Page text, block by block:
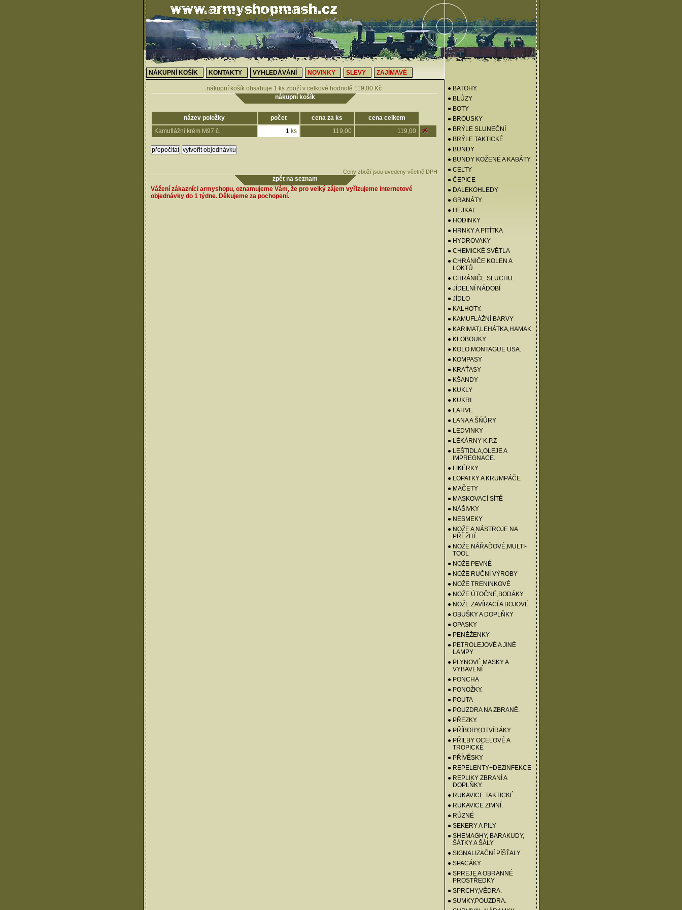
NÁKUPNÍ KOŠÍK KONTAKTY VYHLEDÁVÁNÍ NOVINKY SLEVY ZAJÍMAVÉ
nákupní košík obsahuje 1 ks zboží v celkové hodnotě 119,00 Kč
nákupní košík
název položky počet cena za ks
cena celkem
Kamuflážní krém M97 č.
ks 119,00 119,00
Ceny zboží jsou uvedeny včetně DPH
zpět na seznam
Vážení zákazníci armyshopu, oznamujeme Vám, že pro velký zájem vyřizujeme internetové
objednávky do 1 týdne. Děkujeme za pochopení.
● BATOHY.
● BLŮZY
● BOTY
● BROUSKY
● BRÝLE SLUNEČNÍ
● BRÝLE TAKTICKÉ
● BUNDY
● BUNDY KOŽENÉ A KABÁTY
● CELTY
● ČEPICE
● DALEKOHLEDY
● GRANÁTY
● HEJKAL
● HODINKY
● HRNKY A PITÍTKA
● HYDROVAKY
● CHEMICKÉ SVĚTLA
● CHRÁNIČE KOLEN A
LOKTŮ
● CHRÁNIČE SLUCHU.
● JÍDELNÍ NÁDOBÍ
● JÍDLO
● KALHOTY.
● KAMUFLÁŽNÍ BARVY
● KARIMAT,LEHÁTKA,HAMAK
● KLOBOUKY
● KOLO MONTAGUE USA.
● KOMPASY
● KRAŤASY
● KŠANDY
● KUKLY
● KUKRI
● LAHVE
● LANA A ŠŃŮRY
● LEDVINKY
● LÉKÁRNY K.P.Z
● LEŠTIDLA,OLEJE A
IMPREGNACE.
● LIKÉRKY
● LOPATKY A KRUMPÁČE
● MAČETY
● MASKOVACÍ SÍTĚ
● NÁŠIVKY
● NESMEKY
● NOŽE A NÁSTROJE NA
PŘĚŽITÍ.
● NOŽE NÁŘAĎOVÉ,MULTI-
TOOL
● NOŽE PEVNÉ
● NOŽE RUČNÍ VÝROBY
● NOŽE TRENINKOVÉ
● NOŽE ÚTOČNÉ,BODÁKY
● NOŽE ZAVÍRACÍ A BOJOVÉ
● OBUŠKY A DOPLŇKY
● OPASKY
● PENĚŽENKY
● PETROLEJOVÉ A JINÉ
LAMPY
● PLYNOVÉ MASKY A
VYBAVENÍ
● PONCHA
● PONOŽKY.
● POUTA
● POUZDRA NA ZBRANĚ.
● PŘEZKY.
● PŘÍBORY,OTVÍRÁKY
● PŘILBY OCELOVÉ A
TROPICKÉ
● PŘÍVĚSKY
● REPELENTY+DEZINFEKCE
● REPLIKY ZBRANÍ A
DOPLŇKY.
● RUKAVICE TAKTICKÉ.
● RUKAVICE ZIMNÍ.
● RŮZNÉ
● SEKERY A PILY
● SHEMAGHY, BARAKUDY,
ŠÁTKY A ŠÁLY
● SIGNALIZAČNÍ PÍŠŤALY
● SPACÁKY
● SPREJE A OBRANNÉ
PROSTŘEDKY
● SPRCHY,VĚDRA.
● SUMKY,POUZDRA.